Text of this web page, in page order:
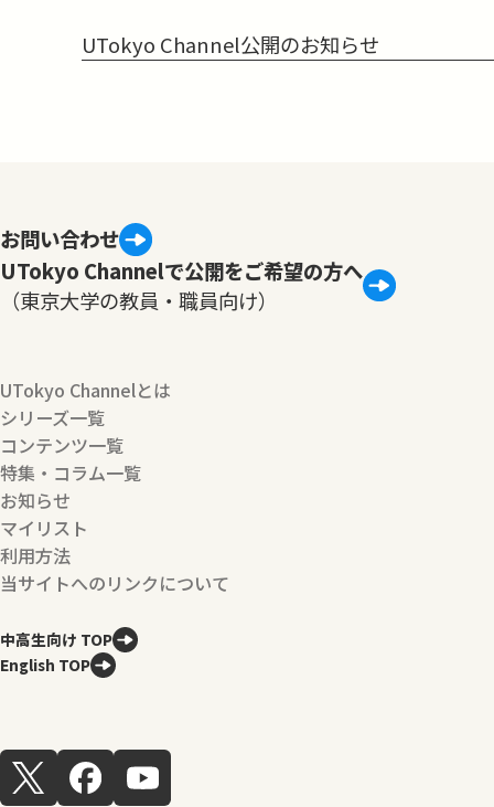
UTokyo Channel公開のお知らせ
お問い合わせ
UTokyo Channelで公開をご希望の方へ
（東京大学の教員・職員向け）
UTokyo Channelとは
シリーズ一覧
コンテンツ一覧
特集・コラム一覧
お知らせ
マイリスト
利用方法
当サイトへのリンクについて
中高生向け TOP
English TOP